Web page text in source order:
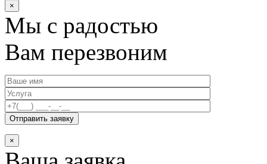
×
Мы с радостью
Вам перезвоним
×